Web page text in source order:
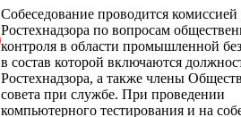
Собеседование проводится комиссией
Ростехнадзора по вопросам
контроля в области промышленной
в состав которой включаются
Ростехнадзора, а также члены
совета при службе. При проведении
компьютерного тестирования и на